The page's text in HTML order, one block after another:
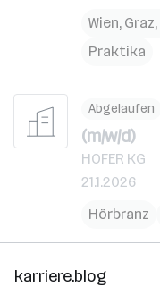
Wien, Graz,
Praktika
Abgelaufen
(m/w/d)
HOFER KG
21.1.2026
Hörbranz
karriere.blog